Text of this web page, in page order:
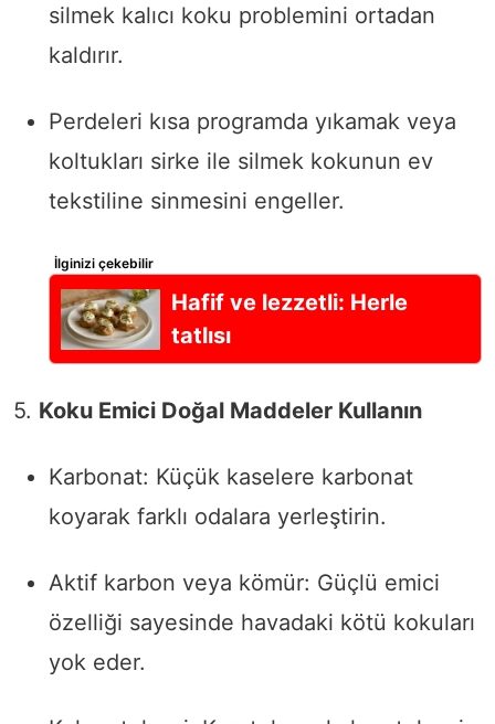
silmek kalıcı koku problemini ortadan
kaldırır.
Perdeleri kısa programda yıkamak veya
koltukları sirke ile silmek kokunun ev
tekstiline sinmesini engeller.
İlginizi çekebilir
Hafif ve lezzetli: Herle
tatlısı
5. Koku Emici Doğal Maddeler Kullanın
Karbonat: Küçük kaselere karbonat
koyarak farklı odalara yerleştirin.
Aktif karbon veya kömür: Güçlü emici
özelliği sayesinde havadaki kötü kokuları
yok eder.